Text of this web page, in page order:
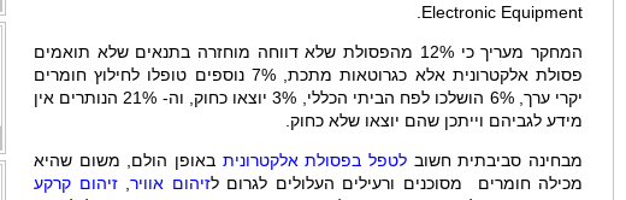
Electronic Equipment
המחקר מעריך כי 12% מהפסולת שלא דווחה מוחזרה בתנאים שלא תואמים
פסולת אלקטרונית אלא כגרוטאות מתכת, 7% נוספים טופלו לחילוץ חומרים
יקרי ערך, 6% הושלכו לפח הביתי הכללי, 3% יוצאו כחוק, וה- 21% הנותרים אין
מידע לגביהם וייתכן שהם יוצאו שלא כחוק.
מבחינה סביבתית חשוב לטפל בפסולת אלקטרונית באופן הולם, משום שהיא
מכילה חומרים מסוכנים ורעילים העלולים לגרום לזיהום אוויר ,זיהום קרקע